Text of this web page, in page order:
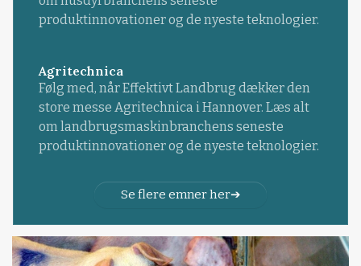
produktinnovationer og de nyeste teknologier.
Agritechnica
Følg med, når Effektivt Landbrug dækker den
store messe Agritechnica i Hannover. Læs alt
om landbrugsmaskinbranchens seneste
produktinnovationer og de nyeste teknologier.
Se flere emner her